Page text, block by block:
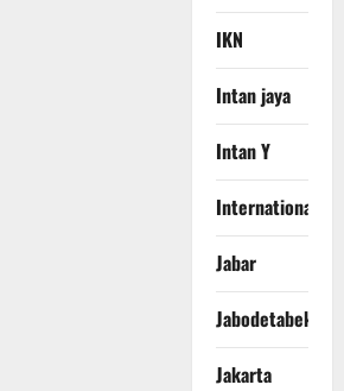
IKN
Intan jaya
Intan Y
International
Jabar
Jabodetabek
Jakarta